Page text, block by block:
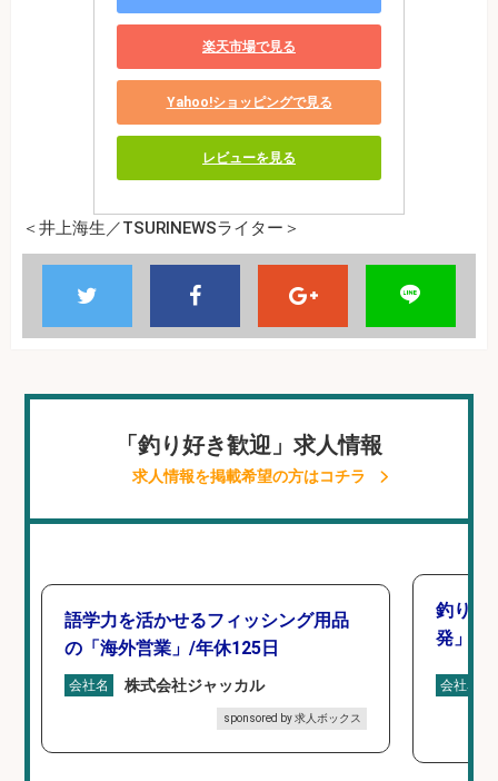
楽天市場で見る
Yahoo!ショッピングで見る
レビューを見る
＜井上海生／TSURINEWSライター＞
「釣り好き歓迎」求人情報
求人情報を掲載希望の方はコチラ
語学力を活かせるフィッシング用品
の「海外営業」/年休125日
会社名 株式会社ジャッカル
sponsored by 求人ボックス
釣り好
発」/
会社名